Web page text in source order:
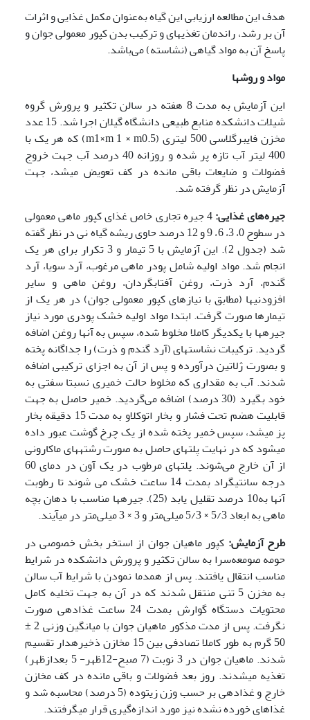
هدف این مطالعه ارزیابی این گیاه به‌عنوان مکمل غذایی و اثرات
آن بر رشد، راندمان تغذیه­ای و ترکیب بدن کپور معمولی جوان و
پاسخ آن به مواد گیاهی (نشاسته) می‌باشد.
مواد و روشها
این آزمایش به مدت 8 هفته در سالن تکثیر و پرورش گروه
شیلات دانشکده منابع طبیعی دانشگاه گیلان اجرا شد. 15 عدد
مخزن فایبرگلاسی 500 لیتری (m1×m 1 × m0.5) که هر یک با
400 لیتر آب تازه پر شده و روزانه 40 درصد آب جهت خروج
فضولات و ضایعات باقی مانده در کف تعویض می­شد، جهت
آزمایش در نظر گرفته شد.
جیره‌های غذایی: 4 جیره تجاری خاص غذای کپور ماهی معمولی
در سطوح 0، 3، 6، 9 و 12 درصد حاوی ریشه گیاه نی در نظر گفته
شد (جدول 2). این آزمایش با 5 تیمار و 3 تکرار برای هر یک
انجام شد. مواد اولیه شامل پودر ماهی مرغوب، آرد سویا، آرد
گندم، آرد ذرت، روغن آفتابگردان، روغن ماهی و سایر
افزودنی­ها (مطابق با نیازهای کپور معمولی جوان) در هر یک از
تیمارها صورت گرفت. ابتدا مواد اولیه خشک پودری مورد نیاز
جیره­ها با یکدیگر کاملا مخلوط شده، سپس به آنها روغن اضافه
گردید. ترکیبات نشاسته­ای (آرد گندم و ذرت) را جداگانه پخته
و بصورت ژلاتین درآورده و پس از آن به اجزای ترکیبی اضافه
شدند. آب به مقداری که مخلوط حالت خمیری نسبتا سفتی به
خود بگیرد (30 درصد) اضافه می‌گردید. خمیر حاصل به جهت
قابلیت هضم تحت فشار و بخار اتوکلاو به مدت 15 دقیقه بخار
پز می­شد، سپس خمیر پخته شده از یک چرخ گوشت عبور داده
می­شود که در نهایت پلت­ها­ی حاصل به صورت رشته­های ماکارونی
از آن خارج می‌شوند. پلت­های مرطوب در یک آون در دمای 60
درجه سانتی­گراد بمدت 14 ساعت خشک می شوند تا رطوبت
آنها به10 درصد تقلیل یابد (25). جیره­ها مناسب با دهان بچه
ماهی به ابعاد 5/3 × 5/3 میلی‌متر و 3 × 3 میلی‌متر در می­آیند.
طرح آزمایش: کپور ماهیان جوان از استخر بخش خصوصی در
حومه صومعه‌سرا به سالن تکثیر و پرورش دانشکده در شرایط
مناسب انتقال یافتند. پس از هم­دما نمودن با شرایط آب سالن
به مخزن 5 تنی منتقل شدند که در آن به جهت تخلیه کامل
محتویات دستگاه گوارش بمدت 24 ساعت غذادهی صورت
نگرفت. پس از مدت مذکور ماهیان جوان با میانگین وزنی 2 ±
50 گرم به طور کاملا تصادفی بین 15 مخازن ذخیره­دار تقسیم
شدند. ماهیان جوان در 3 نوبت (7 صبح-12ظهر- 5 بعدازظهر)
تغذیه می­شدند. روز بعد فضولات و باقی مانده در کف مخازن
خارج و غذادهی بر حسب وزن زیتوده (5 درصد) محاسبه شد و
غذا­های خورده نشده نیز مورد اندازه‌گیری قرار می­گرفتند.